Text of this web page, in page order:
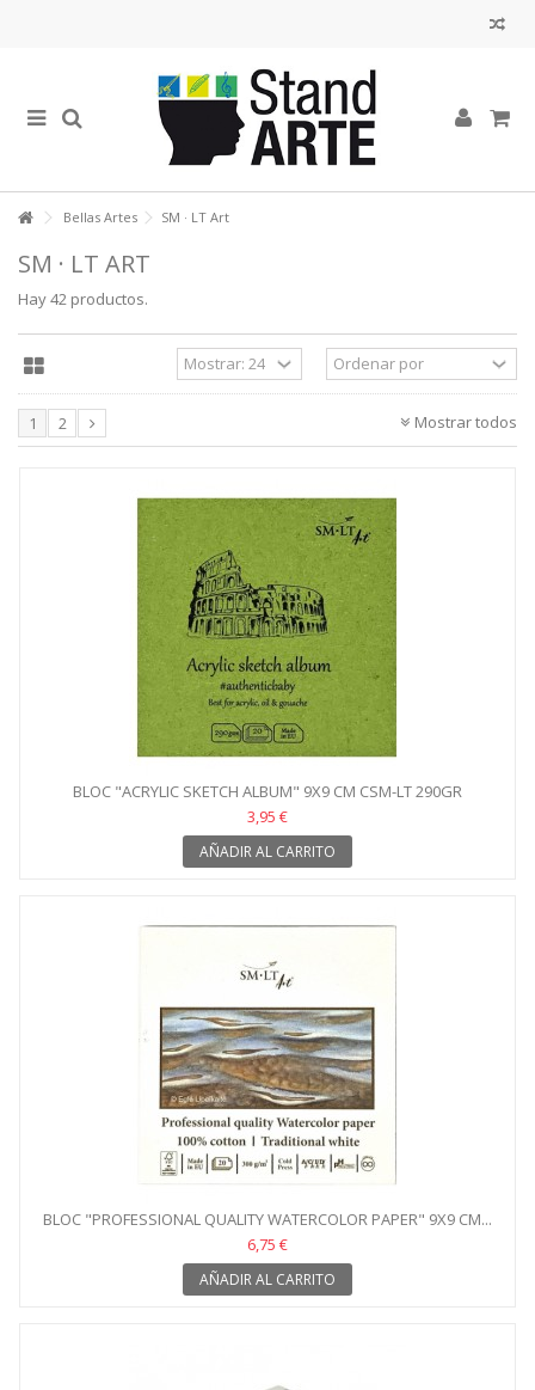
Bellas Artes SM · LT Art
SM · LT ART
Hay 42 productos.
Mostrar todos
1 2
BLOC "ACRYLIC SKETCH ALBUM" 9X9 CM CSM-LT 290GR
3,95 €
AÑADIR AL CARRITO
BLOC "PROFESSIONAL QUALITY WATERCOLOR PAPER" 9X9 CM...
6,75 €
AÑADIR AL CARRITO